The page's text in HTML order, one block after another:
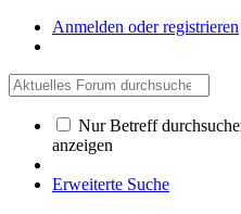
Anmelden oder registrieren
Nur Betreff
anzeigen
Erweiterte Suche